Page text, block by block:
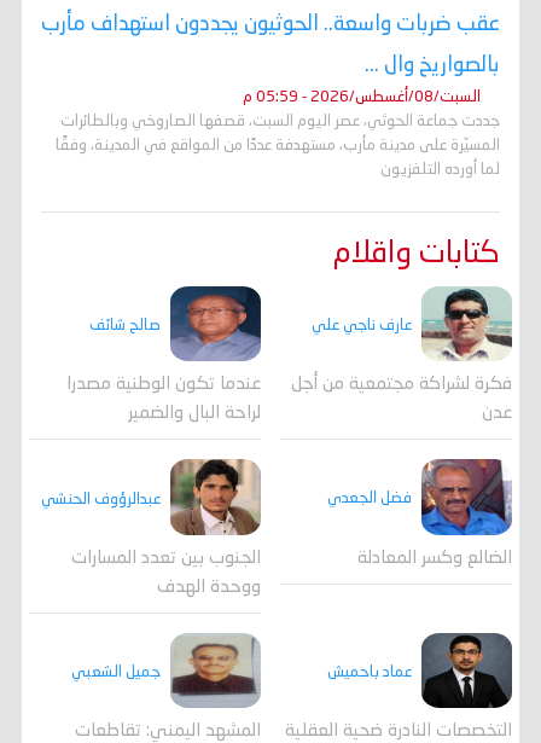
عقب ضربات واسعة.. الحوثيون يجددون استهداف مأرب
بالصواريخ وال ...
السبت/08/أغسطس/2026 - 05:59 م
جددت جماعة الحوثي، عصر اليوم السبت، قصفها الصاروخي وبالطائرات
المسيّرة على مدينة مأرب، مستهدفة عددًا من المواقع في المدينة، وفقًا
لما أورده التلفزيون
كتابات واقلام
عارف ناجي علي
فكرة لشراكة مجتمعية من أجل
عدن
صالح شائف
عندما تكون الوطنية مصدرا
لراحة البال والضمير
فضل الجعدي
الضالع وكسر المعادلة
عبدالرؤوف الحنشي
الجنوب بين تعدد المسارات
ووحدة الهدف
عماد باحميش
التخصصات النادرة ضحية العقلية
جميل الشعبي
المشهد اليمني: تقاطعات